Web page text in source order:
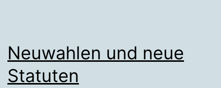
Neuwahlen und neue
Statuten